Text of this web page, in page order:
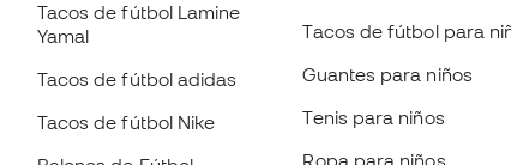
Tacos de fútbol Lamine
Yamal
Tacos de fútbol adidas
Tacos de fútbol Nike
Tacos de fútbol para
Guantes para niños
Tenis para niños
Ropa para niños